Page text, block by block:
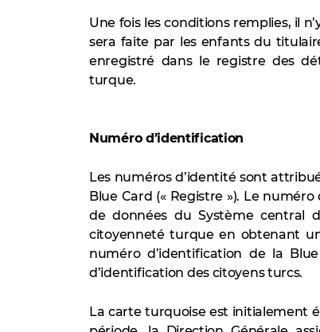
Une fois les conditions remplies, il
sera faite par les enfants du
enregistré dans le registre des
turque.
Numéro d’identification
Les numéros d’identité sont
Blue Card (« Registre »). Le
de données du Système central
citoyenneté turque en obtenant
numéro d’identification de la
d’identification des citoyens turcs.
La carte turquoise est initialement